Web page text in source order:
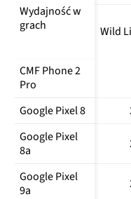
Oppo Reno12
Pro 5G
Realme 14 Pro
Galaxy A15
Galaxy A35
Wydajność w
grach
Wild
CMF Phone 2
Pro
Google Pixel 8
Google Pixel
8a
Google Pixel
9a